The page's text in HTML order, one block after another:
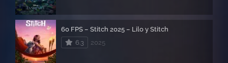
60 FPS – Stitch 2025 – Lilo y Stitch
6.3
2025